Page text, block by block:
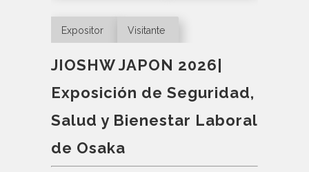
Expositor Visitante
JIOSHW JAPON 2026|
Exposición de Seguridad,
Salud y Bienestar Laboral
de Osaka